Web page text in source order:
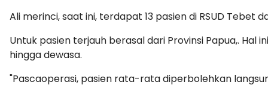
Ali merinci, saat ini, terdapat 13 pasien di RSUD Tebet
Untuk pasien terjauh berasal dari Provinsi Papua,.
hingga dewasa.
"Pascaoperasi, pasien rata-rata diperbolehkan